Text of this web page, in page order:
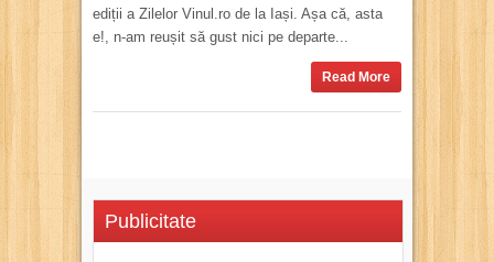
ediții a Zilelor Vinul.ro de la Iași. Așa că, asta
e!, n-am reușit să gust nici pe departe...
Read More
Publicitate